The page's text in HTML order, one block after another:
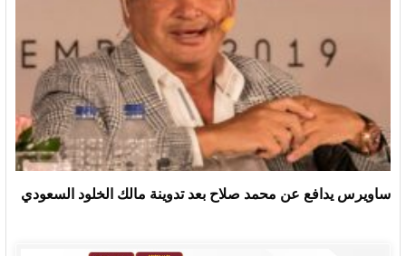
ساويرس يدافع عن محمد صلاح بعد تدوينة مالك الخلود السعودي